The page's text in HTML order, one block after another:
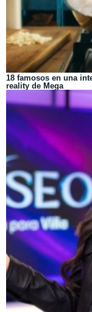
18 famosos en una
reality de Mega